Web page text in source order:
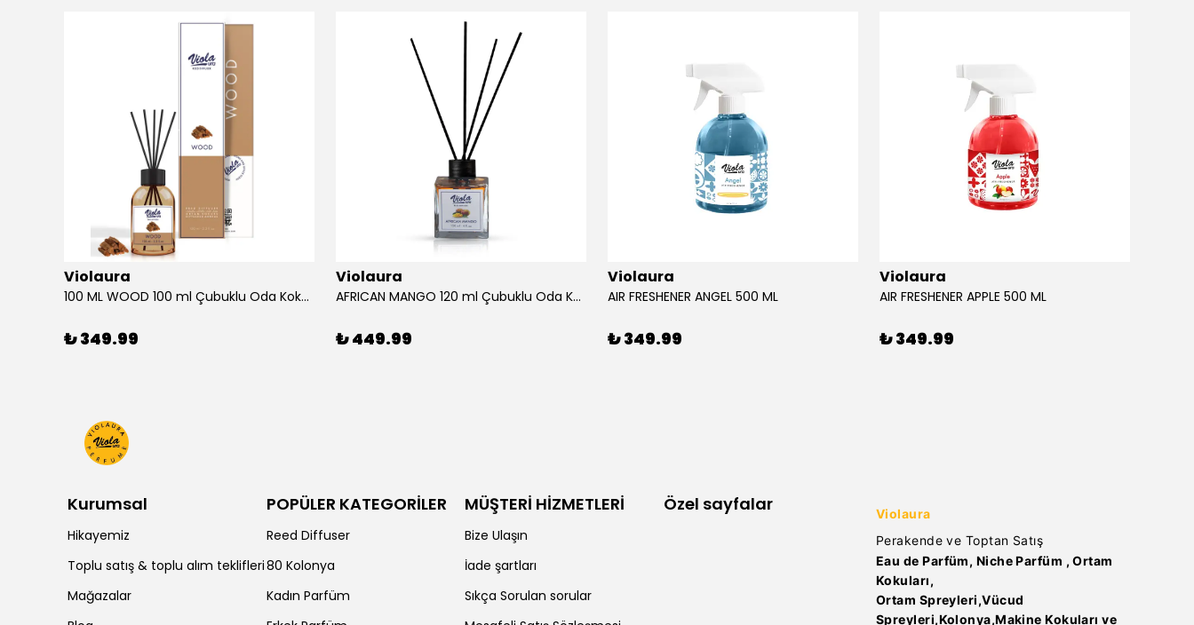
Violaura
100 ML WOOD 100 ml Çubuklu Oda Kokusu
₺ 349.99
Violaura
AFRICAN MANGO 120 ml Çubuklu Oda Kokusu
₺ 449.99
Violaura
AIR FRESHENER ANGEL 500 ML
₺ 349.99
Violaura
AIR FRESHENER APPLE 500 ML
₺ 349.99
Kurumsal
Hikayemiz
Toplu satış & toplu alım teklifleri
Mağazalar
POPÜLER KATEGORİLER
Reed Diffuser
80 Kolonya
Kadın Parfüm
MÜŞTERİ HİZMETLERİ
Bize Ulaşın
İade şartları
Sıkça Sorulan sorular
Özel sayfalar
Violaura
Perakende ve Toptan Satış
Eau de Parfüm, Niche Parfüm , Ortam
Kokuları,
Ortam Spreyleri,Vücud
Spreyleri,Kolonya,Makine Kokuları ve